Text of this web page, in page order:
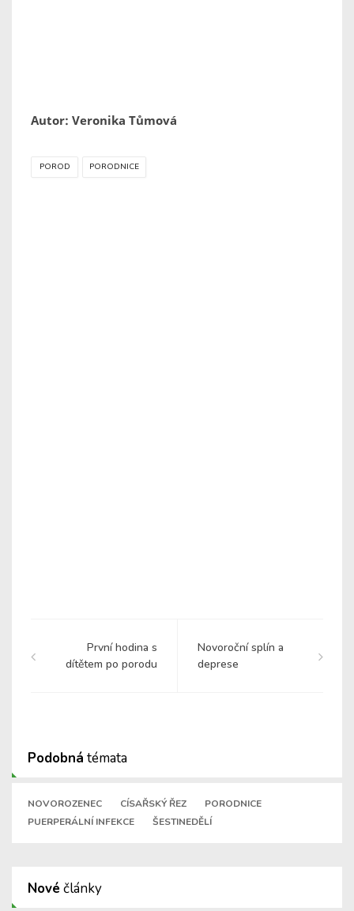
Autor: Veronika Tůmová
POROD PORODNICE
První hodina s
dítětem po porodu
Novoroční splín a
deprese
Podobná témata
NOVOROZENEC CÍSAŘSKÝ ŘEZ
PORODNICE
PUERPERÁLNÍ INFEKCE
ŠESTINEDĚLÍ
Nové články